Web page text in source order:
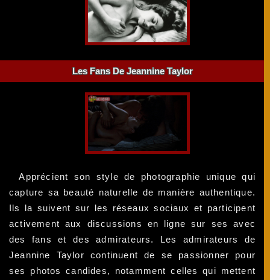
Les Fans De Jeannine Taylor
Apprécient son style de photographie unique qui
capture sa beauté naturelle de manière authentique.
Ils la suivent sur les réseaux sociaux et participent
activement aux discussions en ligne sur ses avec
des fans et des admirateurs. Les admirateurs de
Jeannine Taylor continuent de se passionner pour
ses photos candides, notamment celles qui mettent